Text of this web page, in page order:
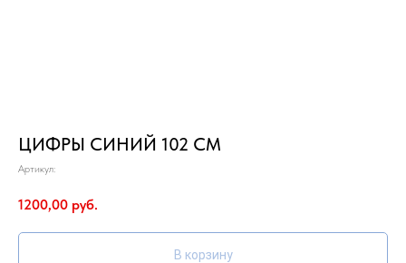
ЦИФРЫ СИНИЙ 102 СМ
Артикул:
1200,00 руб.
В корзину